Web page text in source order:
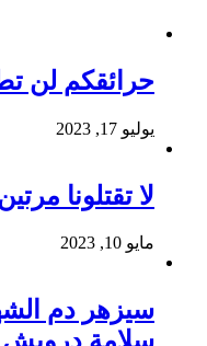
حرائقكم لن
يوليو 17, 2023
لا تقتلونا
مايو 10, 2023
سيزهر دم